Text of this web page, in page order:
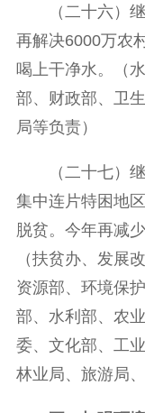
（二十六）
再解决6000万农
喝上干净水。（
部、财政部、卫
局等负责）
（二十七）
集中连片特困地
脱贫。今年再减
（扶贫办、发展
资源部、环境保
部、水利部、农
委、文化部、工
林业局、旅游局